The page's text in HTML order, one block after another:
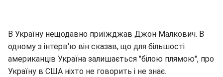
В Україну нещодавно приїжджав Джон Малкович. В
одному з інтерв'ю він сказав, що для більшості
американців Україна залишається "білою плямою", про
Україну в США ніхто не говорить і не знає.